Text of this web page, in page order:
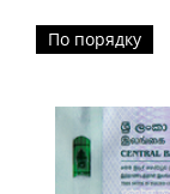
По порядку